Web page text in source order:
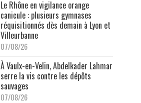
Le Rhône en vigilance orange
canicule : plusieurs gymnases
réquisitionnés dès demain à Lyon et
Villeurbanne
07/08/26
À Vaulx-en-Velin, Abdelkader Lahmar
serre la vis contre les dépôts
sauvages
07/08/26